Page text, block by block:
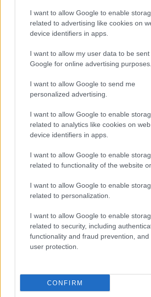
I want to allow Google to enable
related to advertising like cookies on
device identifiers in apps.
I want to allow my user data to be sent
Google for online advertising purposes.
I want to allow Google to send me
personalized advertising.
I want to allow Google to enable
related to analytics like cookies on
device identifiers in apps.
I want to allow Google to enable
related to functionality of the website
I want to allow Google to enable
related to personalization.
I want to allow Google to enable
related to security, including
functionality and fraud prevention, and
user protection.
CONFIRM
2 nap 9 óra 48 perc 6 másodperc
AC MilanvsManchester United2026-08-15
ELŐZŐ MÉRKŐZÉSEK
Támogatás
Támogasd adományoddal
a ManUtdFanatics.hu
Kapcsolódó hírek
ANTONY